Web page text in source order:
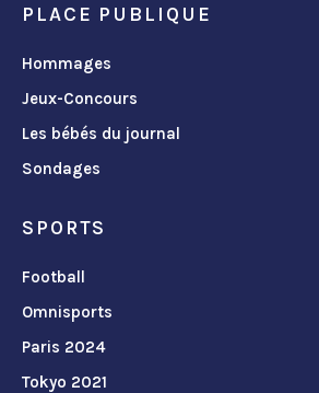
PLACE PUBLIQUE
Hommages
Jeux-Concours
Les bébés du journal
Sondages
SPORTS
Football
Omnisports
Paris 2024
Tokyo 2021